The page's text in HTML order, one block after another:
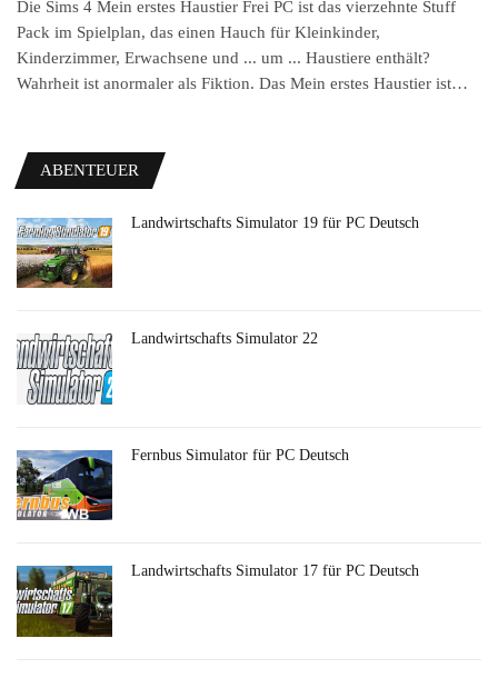
Die Sims 4 Mein erstes Haustier Frei PC ist das vierzehnte Stuff
Pack im Spielplan, das einen Hauch für Kleinkinder,
Kinderzimmer, Erwachsene und ... um ... Haustiere enthält?
Wahrheit ist anormaler als Fiktion. Das Mein erstes Haustier ist…
ABENTEUER
Landwirtschafts Simulator 19 für PC Deutsch
Landwirtschafts Simulator 22
Fernbus Simulator für PC Deutsch
Landwirtschafts Simulator 17 für PC Deutsch